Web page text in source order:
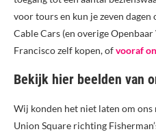
voor tours en kun je zeven
Cable Cars (en overige Openbaar
Francisco zelf kopen, ofvooraf
Bekijk hier beelden van
Wij konden het niet laten om
Union Square richting